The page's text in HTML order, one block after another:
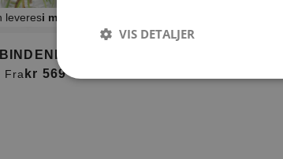
leveresi morgen
ROSA
Fra kr 569
VIS DETALJER